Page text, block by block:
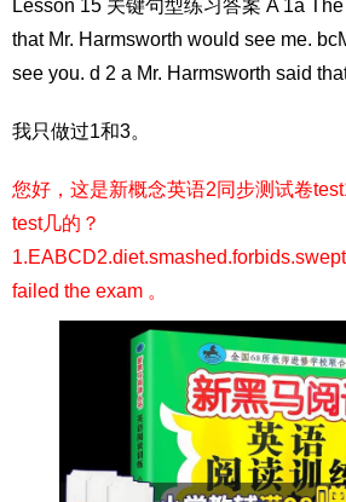
Lesson 15 关键句型练习答案 A 1a
that Mr. Harmsworth would see me.
see you. d 2 a Mr. Harmsworth said
我只做过1和3。
您好，这是新概念英语2同步测试卷
test几的？
failed the exam 。